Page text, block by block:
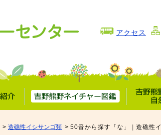
アクセス
造礁性イシサンゴ類 50音から探す「な」 | 造礁性